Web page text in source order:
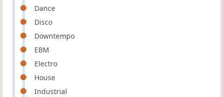
Dance
Disco
Downtempo
EBM
Electro
House
Industrial